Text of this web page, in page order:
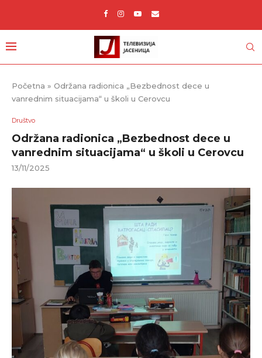
Početna » Održana radionica „Bezbednost dece u
vanrednim situacijama“ u školi u Cerovcu
Društvo
Održana radionica „Bezbednost dece u
vanrednim situacijama“ u školi u Cerovcu
13/11/2025